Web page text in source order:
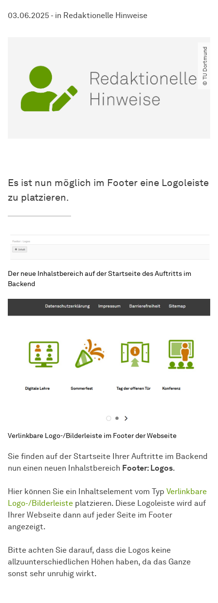
03.06.2025 - in Redaktionelle Hinweise
© TU Dortmund
Es ist nun möglich im Footer eine Logoleiste
zu platzieren.
Sie finden auf der Startseite Ihrer Auftritte im Backend
nun einen neuen Inhalstbereich Footer: Logos.
Hier können Sie ein Inhaltselement vom Typ Verlinkbare
Logo-/Bilderleiste platzieren. Diese Logoleiste wird auf
Ihrer Webseite dann auf jeder Seite im Footer
angezeigt.
Bitte achten Sie darauf, dass die Logos keine
allzuunterschiedlichen Höhen haben, da das Ganze
sonst sehr unruhig wirkt.
Der neue Inhalstbereich auf der Startseite des Auftritts im
Backend
Verlinkbare Logo-/Bilderleiste im Footer der Webseite